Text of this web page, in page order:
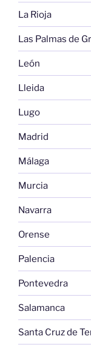
La Rioja
Las Palmas de
León
Lleida
Lugo
Madrid
Málaga
Murcia
Navarra
Orense
Palencia
Pontevedra
Salamanca
Santa Cruz de